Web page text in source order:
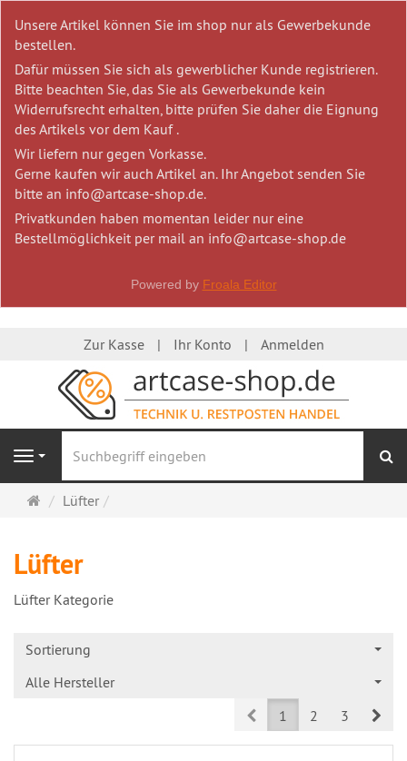
Unsere Artikel können Sie im shop nur als Gewerbekunde
bestellen.
Dafür müssen Sie sich als gewerblicher Kunde registrieren.
Bitte beachten Sie, das Sie als Gewerbekunde kein
Widerrufsrecht erhalten, bitte prüfen Sie daher die Eignung
des Artikels vor dem Kauf .
Wir liefern nur gegen Vorkasse.
Gerne kaufen wir auch Artikel an. Ihr Angebot senden Sie
bitte an info@artcase-shop.de.
Privatkunden haben momentan leider nur eine
Bestellmöglichkeit per mail an info@artcase-shop.de
Powered by Froala Editor
Zur Kasse Ihr Konto Anmelden
Navigation
Startseite
Lüfter
Lüfter
Lüfter Kategorie
Sortierung
Alle Hersteller
Prev1 2 3